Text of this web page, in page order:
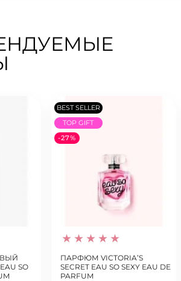
SO
BEST SELLER
TOP GIFT
-27%
ПАРФЮМ VICTORIA’S
SECRET EAU SO SEXY EAU DE
PARFUM